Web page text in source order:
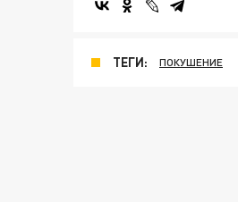
ТЕГИ: ПОКУШЕНИЕ